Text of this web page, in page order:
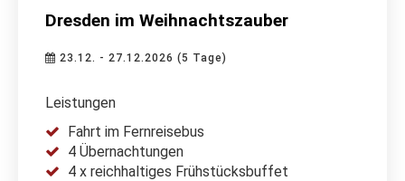
Dresden im Weihnachtszauber
23.12. - 27.12.2026 (5 Tage)
Leistungen
Fahrt im Fernreisebus
4 Übernachtungen
4 x reichhaltiges Frühstücksbuffet